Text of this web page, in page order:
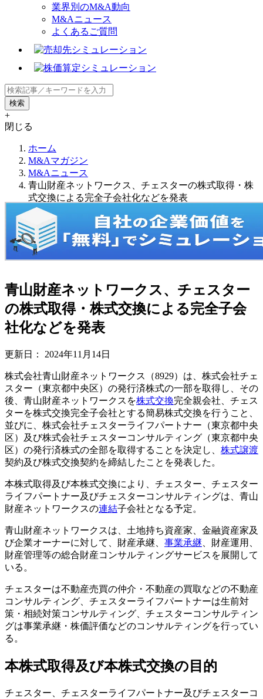
業界別のM&A動向
M&Aニュース
よくあるご質問
+
閉じる
ホーム
M&Aマガジン
M&Aニュース
青山財産ネットワークス、チェスターの株式取得・株
式交換による完全子会社化などを発表
青山財産ネットワークス、チェスター
の株式取得・株式交換による完全子会
社化などを発表
更新日： 2024年11月14日
株式会社青山財産ネットワークス（8929）は、株式会社チェ
スター（東京都中央区）の発行済株式の一部を取得し、その
後、青山財産ネットワークスを株式交換完全親会社、チェス
ターを株式交換完全子会社とする簡易株式交換を行うこと、
並びに、株式会社チェスターライフパートナー（東京都中央
区）及び株式会社チェスターコンサルティング（東京都中央
区）の発行済株式の全部を取得することを決定し、 株式譲渡
契約及び株式交換契約を締結したことを発表した。
本株式取得及び本株式交換により、チェスター、チェスター
ライフパートナー及びチェスターコンサルティングは、青山
財産ネットワークスの連結子会社となる予定。
青山財産ネットワークスは、土地持ち資産家、金融資産家及
び企業オーナーに対して、財産承継、 事業承継 、財産運用、
財産管理等の総合財産コンサルティングサービスを展開して
いる。
チェスターは不動産売買の仲介・不動産の買取などの不動産
コンサルティング、チェスターライフパートナーは生前対
策・相続対策コンサルティング、チェスターコンサルティン
グは事業承継・株価評価などのコンサルティングを行ってい
る。
本株式取得及び本株式交換の目的
チェスター、チェスターライフパートナー及びチェスターコ